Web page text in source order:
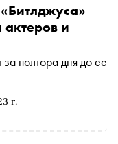
г.
актеров и
полтора дня до ее